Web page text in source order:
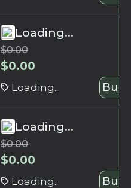
Loading...
$0.00
$0.00
Loading... Buy
Loading...
$0.00
$0.00
Loading... Buy